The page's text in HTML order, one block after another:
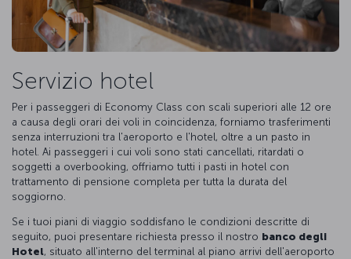
Servizio hotel
Per i passeggeri di Economy Class con scali superiori alle 12 ore
a causa degli orari dei voli in coincidenza, forniamo trasferimenti
senza interruzioni tra l'aeroporto e l'hotel, oltre a un pasto in
hotel. Ai passeggeri i cui voli sono stati cancellati, ritardati o
soggetti a overbooking, offriamo tutti i pasti in hotel con
trattamento di pensione completa per tutta la durata del
soggiorno.
Se i tuoi piani di viaggio soddisfano le condizioni descritte di
seguito, puoi presentare richiesta presso il nostro banco degli
Hotel, situato all'interno del terminal al piano arrivi dell'aeroporto